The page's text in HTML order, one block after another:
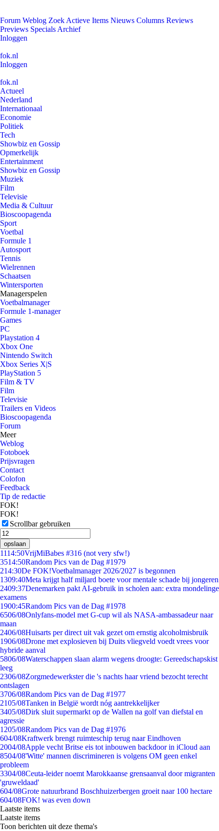
Forum Weblog Zoek Actieve Items Nieuws Columns Reviews
Previews Specials Archief
Inloggen
fok.nl
Inloggen
fok.nl
Actueel
Nederland
Internationaal
Economie
Politiek
Tech
Showbiz en Gossip
Opmerkelijk
Entertainment
Showbiz en Gossip
Muziek
Film
Televisie
Media & Cultuur
Bioscoopagenda
Sport
Voetbal
Formule 1
Autosport
Tennis
Wielrennen
Schaatsen
Wintersporten
Managerspelen
Voetbalmanager
Formule 1-manager
Games
PC
Playstation 4
Xbox One
Nintendo Switch
Xbox Series X|S
PlayStation 5
Film & TV
Film
Televisie
Trailers en Videos
Bioscoopagenda
Forum
Meer
Weblog
Fotoboek
Prijsvragen
Contact
Colofon
Feedback
Tip de redactie
FOK!
FOK!
Scrollbar gebruiken
opslaan
1114:50VrijMiBabes #316 (not very sfw!)
3514:50Random Pics van de Dag #1979
214:30De FOK!Voetbalmanager 2026/2027 is begonnen
1309:40Meta krijgt half miljard boete voor mentale schade bij jongeren
2409:37Denemarken pakt AI-gebruik in scholen aan: extra mondelinge
examens
1900:45Random Pics van de Dag #1978
6506/08Onlyfans-model met G-cup wil als NASA-ambassadeur naar
maan
2406/08Huisarts per direct uit vak gezet om ernstig alcoholmisbruik
1906/08Drone met explosieven bij Duits vliegveld voedt vrees voor
hybride aanval
5806/08Waterschappen slaan alarm wegens droogte: Gereedschapskist
leeg
2306/08Zorgmedewerkster die 's nachts haar vriend bezocht terecht
ontslagen
3706/08Random Pics van de Dag #1977
2105/08Tanken in België wordt nóg aantrekkelijker
3405/08Dirk sluit supermarkt op de Wallen na golf van diefstal en
agressie
1205/08Random Pics van de Dag #1976
604/08Kraftwerk brengt ruimteschip terug naar Eindhoven
2004/08Apple vecht Britse eis tot inbouwen backdoor in iCloud aan
8504/08'Witte' mannen discrimineren is volgens OM geen enkel
probleem
3304/08Ceuta-leider noemt Marokkaanse grensaanval door migranten
'gruweldaad'
604/08Grote natuurbrand Boschhuizerbergen groeit naar 100 hectare
604/08FOK! was even down
Laatste items
Laatste items
Toon berichten uit deze thema's